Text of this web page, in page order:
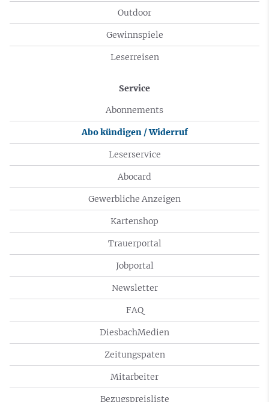
Outdoor
Gewinnspiele
Leserreisen
Service
Abonnements
Abo kündigen / Widerruf
Leserservice
Abocard
Gewerbliche Anzeigen
Kartenshop
Trauerportal
Jobportal
Newsletter
FAQ
DiesbachMedien
Zeitungspaten
Mitarbeiter
Bezugspreisliste